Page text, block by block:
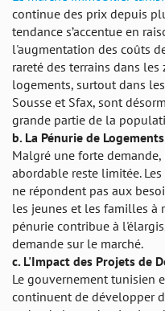
continue des prix depuis
tendance s’accentue en
l'augmentation des coûts
rareté des terrains dans les
logements, surtout dans
Sousse et Sfax, sont
grande partie de la
b. La Pénurie de
Malgré une forte
abordable reste limitée.
ne répondent pas aux
les jeunes et les familles à
pénurie contribue à
demande sur le marché.
c. L'Impact des Projets de
Le gouvernement tunisien
continuent de développer